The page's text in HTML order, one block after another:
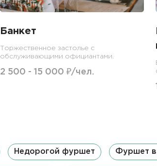
Банкет
Торжественное застолье с
обслуживающими официантами.
2 500 - 15 000 ₽/чел.
Недорогой фуршет Фуршет